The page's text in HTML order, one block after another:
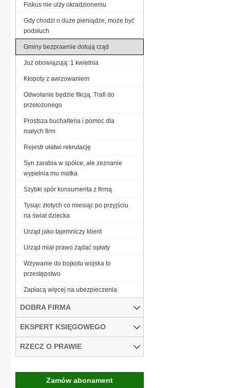
Fiskus nie ulży okradzionemu
Gdy chodzi o duże pieniądze, może być
podsłuch
Gminy bezprawnie dotują rząd
Już obowiązują: 1 kwietnia
Kłopoty z awizowaniem
Odwołanie będzie fikcją. Trafi do
przełożonego
Prostsza buchalteria i pomoc dla
małych firm
Rejestr ułatwi rekrutację
Syn zarabia w spółce, ale zeznanie
wypełnia mu matka
Szybki spór konsumenta z firmą
Tysiąc złotych co miesiąc po przyjściu
na świat dziecka
Urząd jako tajemniczy klient
Urząd miał prawo żądać opłaty
Wzywanie do bojkotu wojska to
przestępstwo
Zapłacą więcej na ubezpieczenia
DOBRA FIRMA
EKSPERT KSIĘGOWEGO
RZECZ O PRAWIE
Zamów abonament